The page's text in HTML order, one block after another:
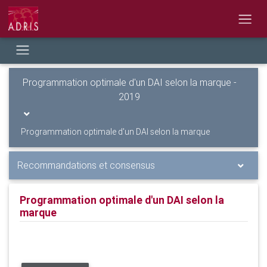
Programmation optimale d'un DAI selon la marque -
2019
Programmation optimale d'un DAI selon la marque
Recommandations et consensus
Programmation optimale d'un DAI selon la
marque